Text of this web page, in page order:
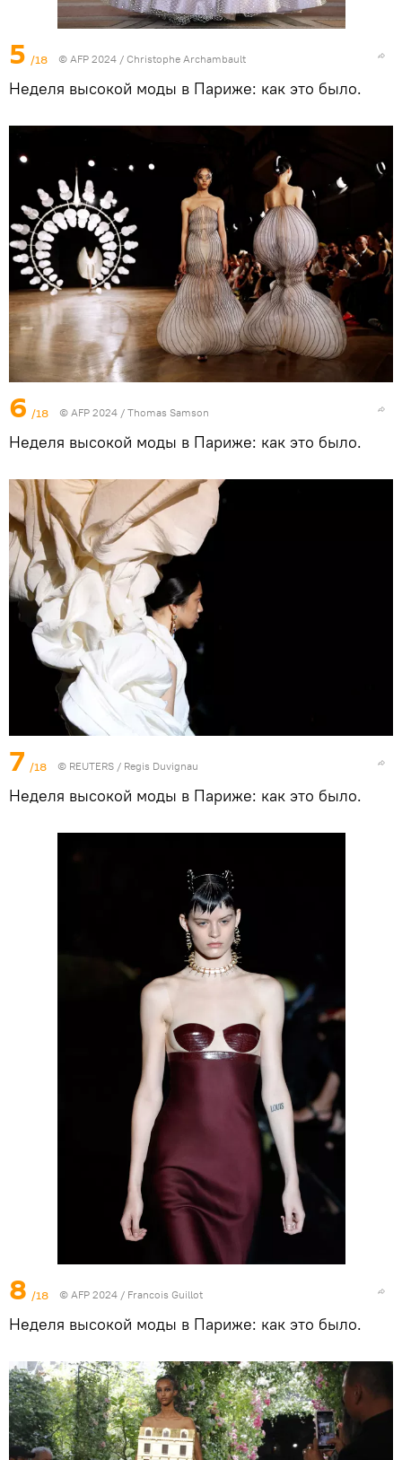
5 /18 © AFP 2024 / Christophe Archambault
Неделя высокой моды в Париже: как это было.
6 /18 © AFP 2024 / Thomas Samson
Неделя высокой моды в Париже: как это было.
7 /18 © REUTERS / Regis Duvignau
Неделя высокой моды в Париже: как это было.
8 /18 © AFP 2024 / Francois Guillot
Неделя высокой моды в Париже: как это было.